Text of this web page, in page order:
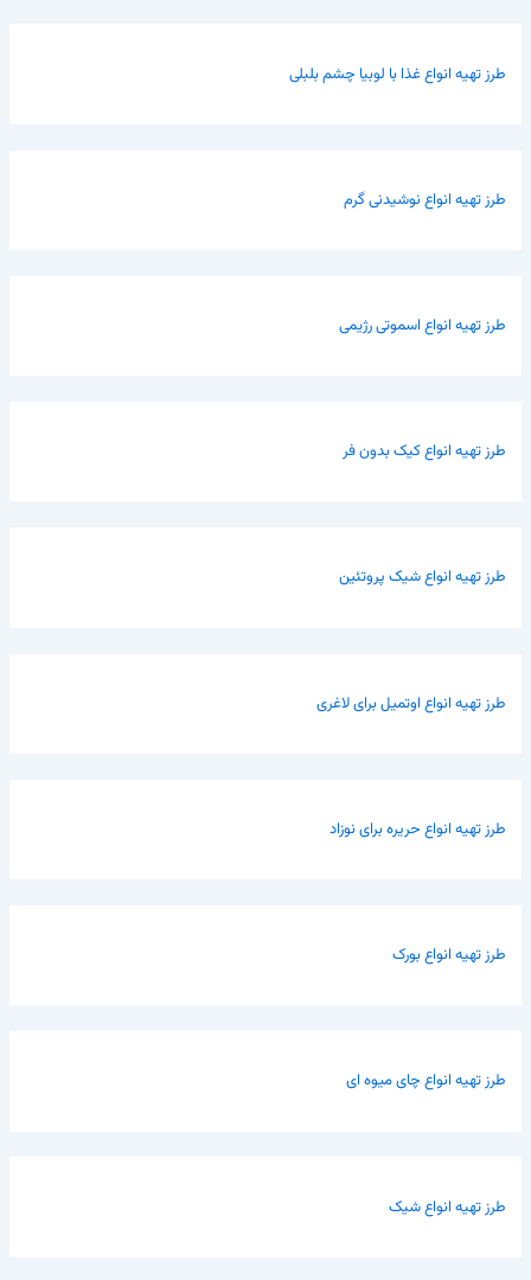
طرز تهیه انواع غذا با لوبیا چشم بلبلی
طرز تهیه انواع نوشیدنی گرم
طرز تهیه انواع اسموتی رژیمی
طرز تهیه انواع کیک بدون فر
طرز تهیه انواع شیک پروتئین
طرز تهیه انواع اوتمیل برای لاغری
طرز تهیه انواع حریره برای نوزاد
طرز تهیه انواع بورک
طرز تهیه انواع چای میوه ای
طرز تهیه انواع شیک